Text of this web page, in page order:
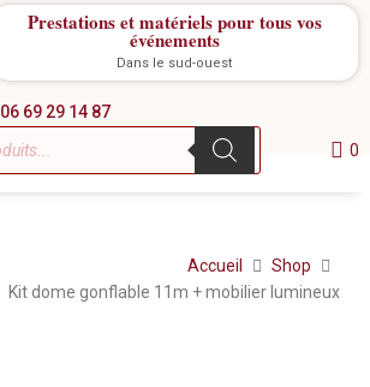
Prestations et matériels pour tous vos
événements
Dans le sud-ouest
06 69 29 14 87
0
Accueil
Shop
Kit dome gonflable 11m + mobilier lumineux